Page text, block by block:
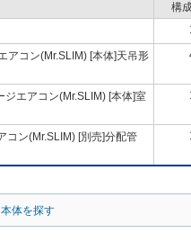
構
アコン(Mr.SLIM) [本体]天吊形
ジエアコン(Mr.SLIM) [本体]室
コン(Mr.SLIM) [別売]分配管
本体を探す